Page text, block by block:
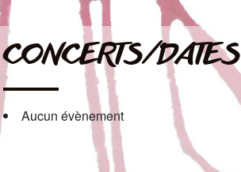
CONCERTS/DATES
Aucun évènement